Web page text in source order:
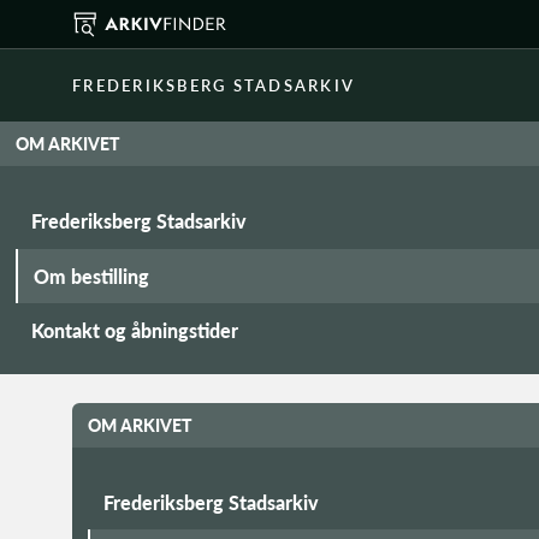
FREDERIKSBERG STADSARKIV
OM ARKIVET
Frederiksberg Stadsarkiv
Om bestilling
Kontakt og åbningstider
OM ARKIVET
Frederiksberg Stadsarkiv